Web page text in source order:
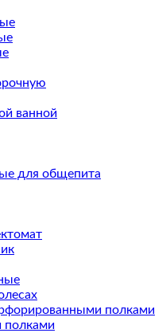
ванной
для общепита
полками